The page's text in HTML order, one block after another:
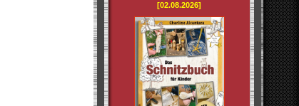
[02.08.2026]